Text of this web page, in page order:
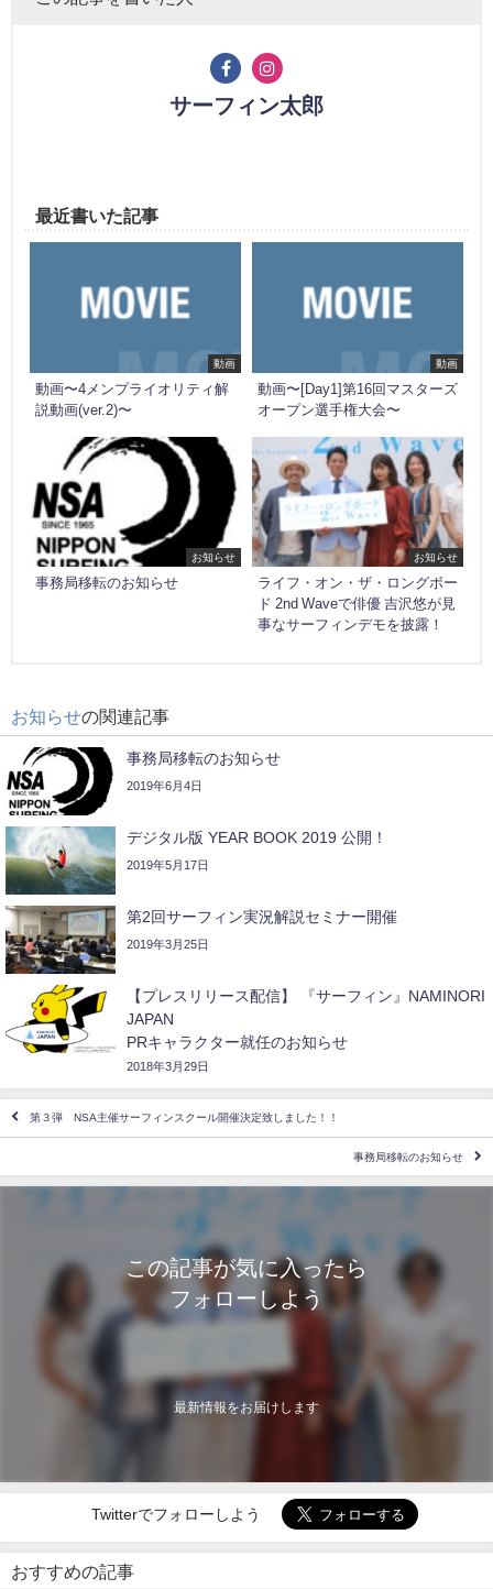
サーフィン太郎
最近書いた記事
動画
動画〜4メンプライオリティ解
説動画(ver.2)〜
動画
動画〜[Day1]第16回マスターズ
オープン選手権大会〜
お知らせ
事務局移転のお知らせ
お知らせ
ライフ・オン・ザ・ロングボー
ド 2nd Waveで俳優 吉沢悠が見
事なサーフィンデモを披露！
お知らせの関連記事
事務局移転のお知らせ
2019年6月4日
デジタル版 YEAR BOOK 2019 公開！
2019年5月17日
第2回サーフィン実況解説セミナー開催
2019年3月25日
【プレスリリース配信】 『サーフィン』NAMINORI
JAPAN
PRキャラクター就任のお知らせ
2018年3月29日
第３弾 NSA主催サーフィンスクール開催決定致しました！！
事務局移転のお知らせ
この記事が気に入ったら
フォローしよう
最新情報をお届けします
Twitterでフォローしよう
おすすめの記事